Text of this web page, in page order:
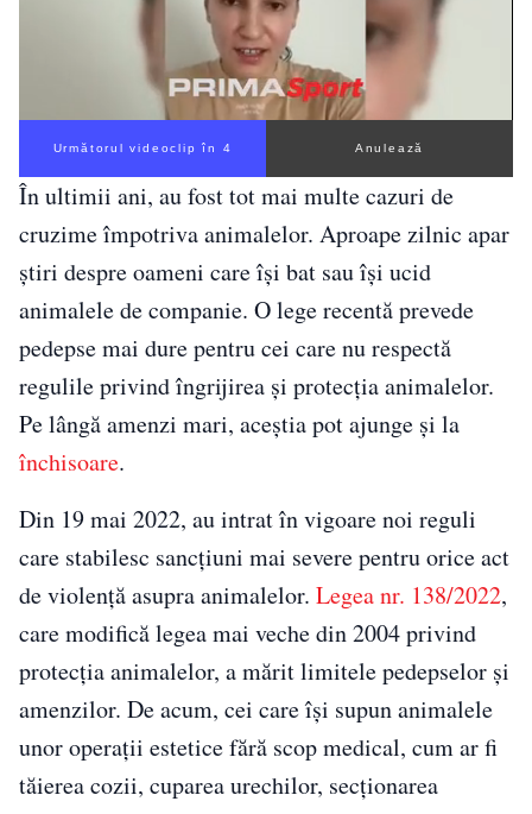
Următorul videoclip în 4 Anulează
În ultimii ani, au fost tot mai multe cazuri de
cruzime împotriva animalelor. Aproape zilnic apar
știri despre oameni care își bat sau își ucid
animalele de companie. O lege recentă prevede
pedepse mai dure pentru cei care nu respectă
regulile privind îngrijirea și protecția animalelor.
Pe lângă amenzi mari, aceștia pot ajunge și la
închisoare.
Din 19 mai 2022, au intrat în vigoare noi reguli
care stabilesc sancțiuni mai severe pentru orice act
de violență asupra animalelor. Legea nr. 138/2022,
care modifică legea mai veche din 2004 privind
protecția animalelor, a mărit limitele pedepselor și
amenzilor. De acum, cei care își supun animalele
unor operații estetice fără scop medical, cum ar fi
tăierea cozii, cuparea urechilor, secționarea